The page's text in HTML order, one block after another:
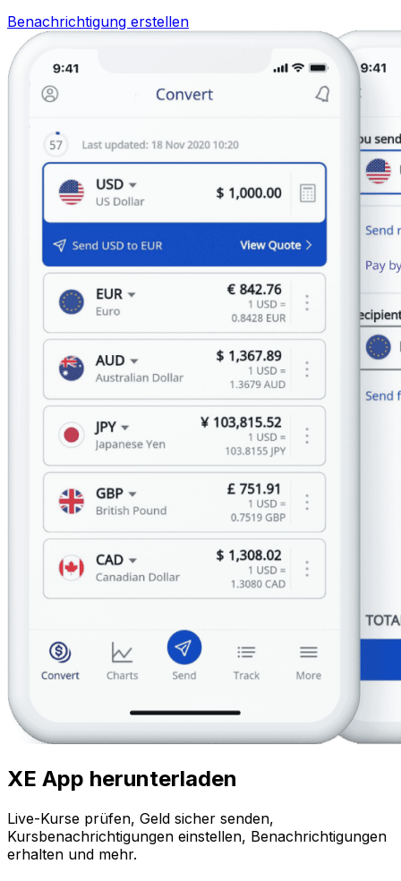
Benachrichtigung erstellen
XE App herunterladen
Live-Kurse prüfen, Geld sicher senden,
Kursbenachrichtigungen einstellen, Benachrichtigungen
erhalten und mehr.